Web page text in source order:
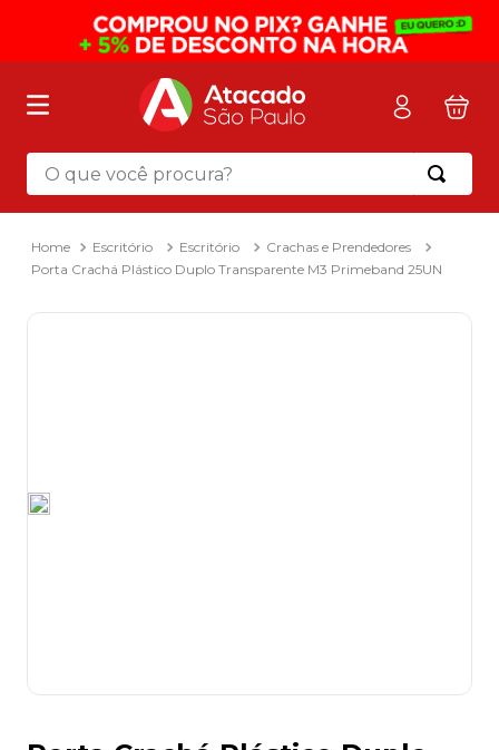
O que você procura?
Escritório Escritório
Crachas e Prendedores
Porta Crachá Plástico Duplo Transparente M3 Primeband 25UN
Termos mais buscados
mochila
2º sacola
3º papel toalha
8